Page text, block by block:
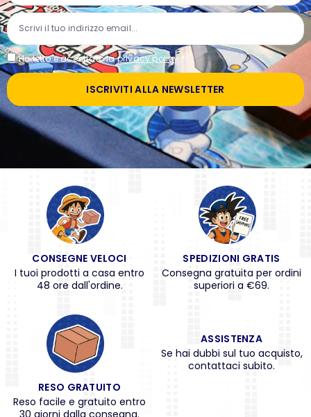
Ho letto e accettato laprivacy policy *
ISCRIVITI ALLA NEWSLETTER
CONSEGNE VELOCI
I tuoi prodotti a casa entro
48 ore dall'ordine.
SPEDIZIONI GRATIS
Consegna gratuita per ordini
superiori a €69.
RESO GRATUITO
Reso facile e gratuito entro
30 giorni dalla consegna.
ASSISTENZA
Se hai dubbi sul tuo acquisto,
contattaci subito.